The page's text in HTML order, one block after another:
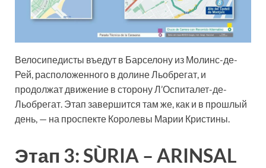
Велосипедисты въедут в Барселону из Молинс-де-
Рей, расположенного в долине Льобрегат, и
продолжат движение в сторону Л’Оспиталет-де-
Льобрегат. Этап завершится там же, как и в прошлый
день, — на проспекте Королевы Марии Кристины.
Этап 3: SÙRIA – ARINSAL